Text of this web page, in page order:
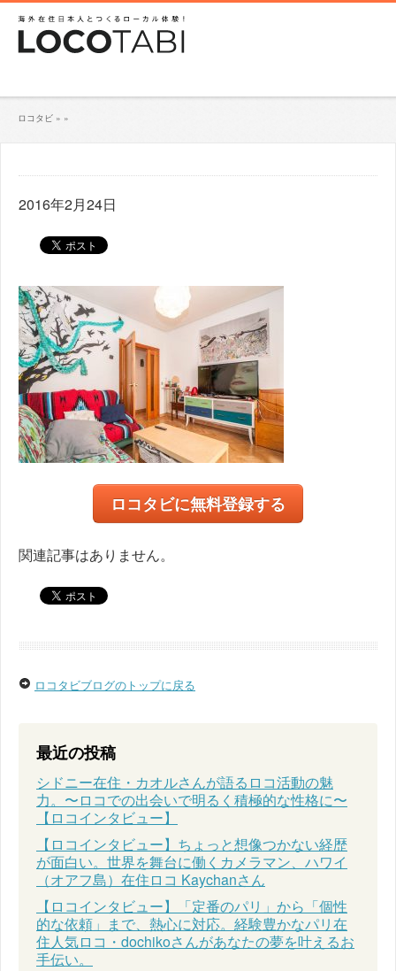
ロコタビ » »
2016年2月24日
ロコタビに無料登録する
関連記事はありません。
ロコタビブログのトップに戻る
最近の投稿
シドニー在住・カオルさんが語るロコ活動の魅
力。〜ロコでの出会いで明るく積極的な性格に〜
【ロコインタビュー】
【ロコインタビュー】ちょっと想像つかない経歴
が面白い。世界を舞台に働くカメラマン、ハワイ
（オアフ島）在住ロコ Kaychanさん
【ロコインタビュー】「定番のパリ」から「個性
的な依頼」まで、熱心に対応。経験豊かなパリ在
住人気ロコ・dochikoさんがあなたの夢を叶えるお
手伝い。